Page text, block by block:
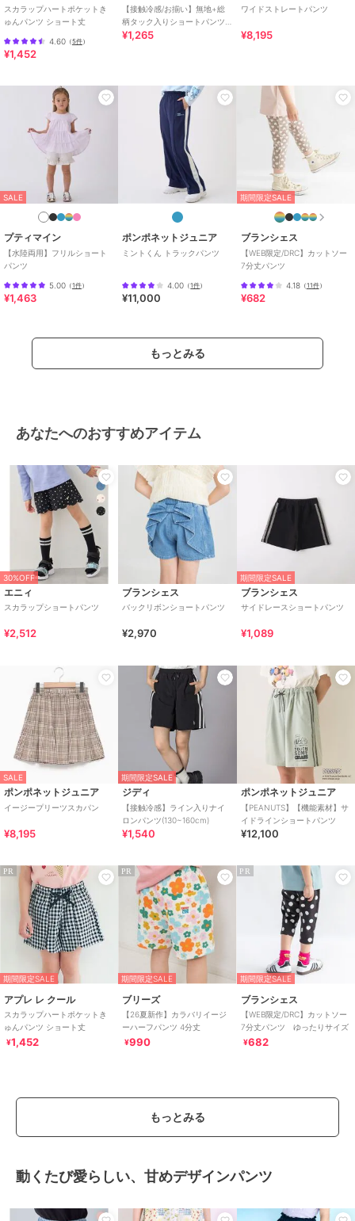
スカラップハートポケットき
ゅんパンツ ショート丈
4.60 （5件）
¥1,452
【接触冷感/お揃い】無地+総
柄タック入りショートパンツ
(90~130cm)
¥1,265
ワイドストレートパンツ
¥8,195
SALE
プティマイン
【水陸両用】フリルショート
パンツ
5.00 （1件）
¥1,463
ポンポネットジュニア
ミントくん トラックパンツ
4.00 （1件）
¥11,000
期間限定SALE
ブランシェス
【WEB限定/DRC】カットソー
7分丈パンツ
4.18（11件）
¥682
もっとみる
あなたへのおすすめアイテム
30%OFF
エニィ
スカラップショートパンツ
¥2,512
ブランシェス
バックリボンショートパンツ
¥2,970
期間限定SALE
ブランシェス
サイドレースショートパンツ
¥1,089
SALE
ポンポネットジュニア
イージープリーツスカパン
¥8,195
期間限定SALE
ジディ
【接触冷感】ライン入りナイ
ロンパンツ(130~160cm)
¥1,540
ポンポネットジュニア
【PEANUTS】【機能素材】サ
イドラインショートパンツ
¥12,100
PR
期間限定SALE
アプレ レ クール
スカラップハートポケットき
ゅんパンツ ショート丈
¥1,452
PR
期間限定SALE
ブリーズ
【26夏新作】カラバリイージ
ーハーフパンツ 4分丈
¥990
PR
期間限定SALE
ブランシェス
【WEB限定/DRC】カットソー
7分丈パンツ ゆったりサイズ
¥682
もっとみる
動くたび愛らしい、甘めデザインパンツ